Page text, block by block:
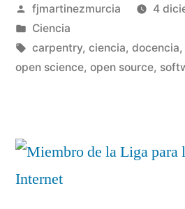
en
el
IFT
del
Publicado
por
fjmartinezmurcia
4
Publicado
en
Ciencia
Etiquetas:
carpentry, ciencia, docencia,
open science, open source,